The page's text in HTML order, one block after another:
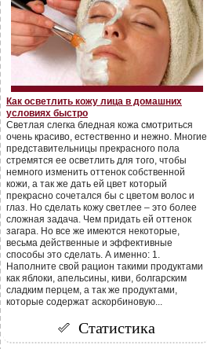
Как осветлить кожу лица в домашних
условиях быстро
Светлая слегка бледная кожа смотриться
очень красиво, естественно и нежно. Многие
представительницы прекрасного пола
стремятся ее осветлить для того, чтобы
немного изменить оттенок собственной
кожи, а так же дать ей цвет который
прекрасно сочетался бы с цветом волос и
глаз. Но сделать кожу светлее – это более
сложная задача. Чем придать ей оттенок
загара. Но все же имеются некоторые,
весьма действенные и эффективные
способы это сделать. А именно: 1.
Наполните свой рацион такими продуктами
как яблоки, апельсины, киви, болгарским
сладким перцем, а так же продуктами,
которые содержат аскорбиновую...
Статистика